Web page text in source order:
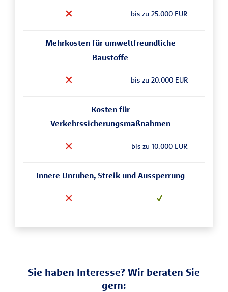
bis zu 25.000 EUR
Mehrkosten für umweltfreundliche
Baustoffe
bis zu 20.000 EUR
Kosten für
Verkehrssicherungsmaßnahmen
bis zu 10.000 EUR
Innere Unruhen, Streik und Aussperrung
Sie haben Interesse? Wir beraten Sie
gern: